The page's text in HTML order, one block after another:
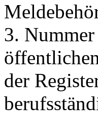
3.
der